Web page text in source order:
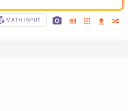
MATH INPUT